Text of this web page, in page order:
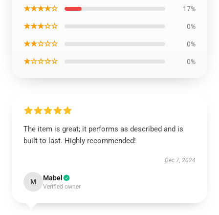
★★★★☆ 17%
★★★☆☆ 0%
★★☆☆☆ 0%
★☆☆☆☆ 0%
The item is great; it performs as described and is
built to last. Highly recommended!
Dec 7, 2024
M Mabel
Verified owner